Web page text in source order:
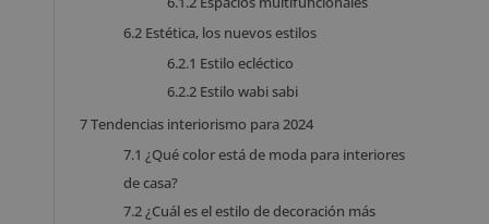
6.2Estética, los nuevos estilos
6.2.1 Estilo ecléctico
6.2.2Estilo wabi sabi
7Tendencias interiorismo para 2024
7.1 ¿Qué color está de moda para interiores
de casa?
7.2¿Cuál es el estilo de decoración más